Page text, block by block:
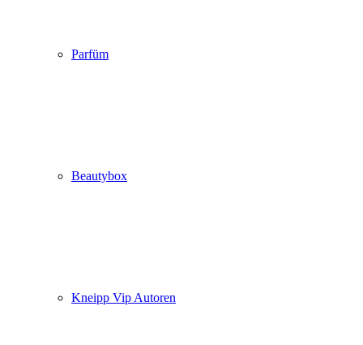
Parfüm
Beautybox
Kneipp Vip Autoren